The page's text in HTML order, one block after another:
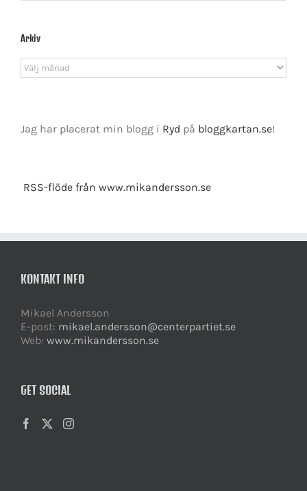
Arkiv
Arkiv
Jag har placerat min blogg i Ryd på bloggkartan.se!
RSS-flöde från www.mikandersson.se
KONTAKT INFO
Mikael Andersson
E-post: mikael.andersson@centerpartiet.se
Web: www.mikandersson.se
GET SOCIAL